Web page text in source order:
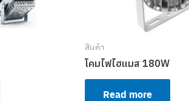
สินค้า
โคมไฟไฮแมส 180W
Read more